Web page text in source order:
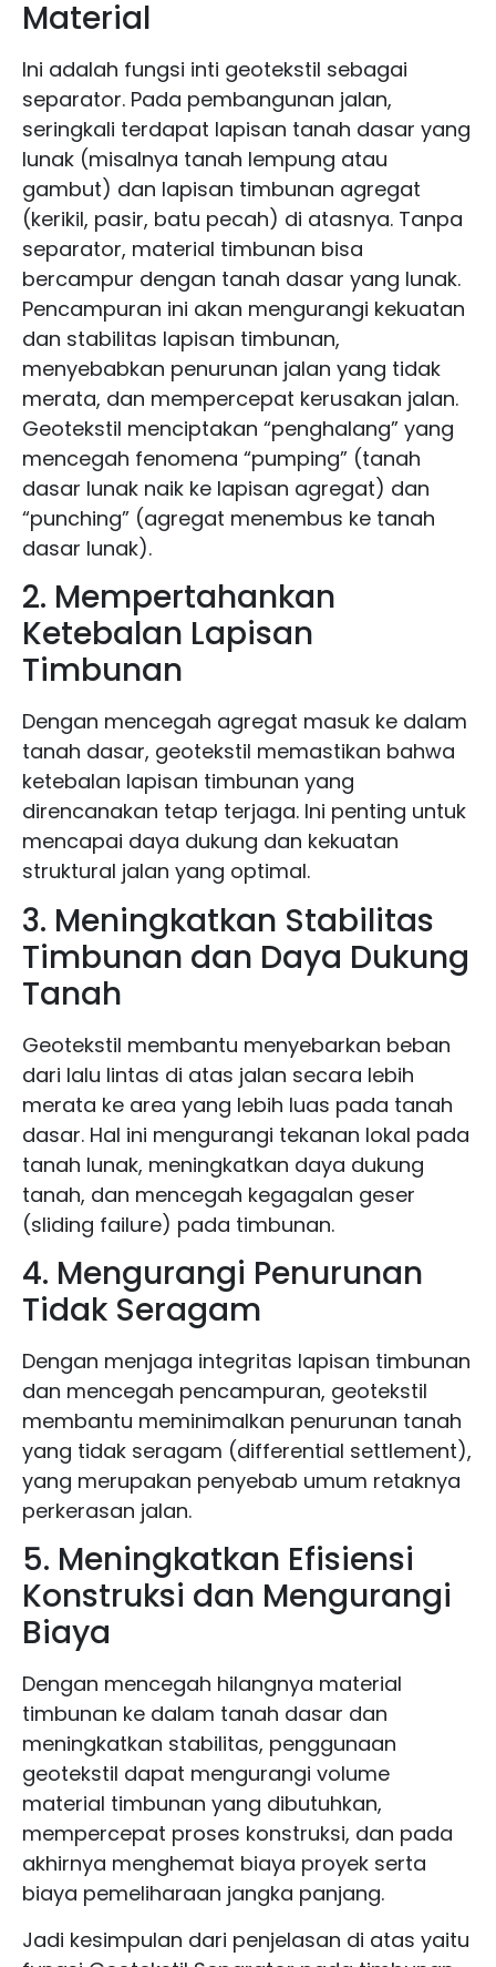
Material
Ini adalah fungsi inti geotekstil sebagai
separator. Pada pembangunan jalan,
seringkali terdapat lapisan tanah dasar yang
lunak (misalnya tanah lempung atau
gambut) dan lapisan timbunan agregat
(kerikil, pasir, batu pecah) di atasnya. Tanpa
separator, material timbunan bisa
bercampur dengan tanah dasar yang lunak.
Pencampuran ini akan mengurangi kekuatan
dan stabilitas lapisan timbunan,
menyebabkan penurunan jalan yang tidak
merata, dan mempercepat kerusakan jalan.
Geotekstil menciptakan “penghalang” yang
mencegah fenomena “pumping” (tanah
dasar lunak naik ke lapisan agregat) dan
“punching” (agregat menembus ke tanah
dasar lunak).
2. Mempertahankan
Ketebalan Lapisan
Timbunan
Dengan mencegah agregat masuk ke dalam
tanah dasar, geotekstil memastikan bahwa
ketebalan lapisan timbunan yang
direncanakan tetap terjaga. Ini penting untuk
mencapai daya dukung dan kekuatan
struktural jalan yang optimal.
3. Meningkatkan Stabilitas
Timbunan dan Daya Dukung
Tanah
Geotekstil membantu menyebarkan beban
dari lalu lintas di atas jalan secara lebih
merata ke area yang lebih luas pada tanah
dasar. Hal ini mengurangi tekanan lokal pada
tanah lunak, meningkatkan daya dukung
tanah, dan mencegah kegagalan geser
(sliding failure) pada timbunan.
4. Mengurangi Penurunan
Tidak Seragam
Dengan menjaga integritas lapisan timbunan
dan mencegah pencampuran, geotekstil
membantu meminimalkan penurunan tanah
yang tidak seragam (differential settlement),
yang merupakan penyebab umum retaknya
perkerasan jalan.
5. Meningkatkan Efisiensi
Konstruksi dan Mengurangi
Biaya
Dengan mencegah hilangnya material
timbunan ke dalam tanah dasar dan
meningkatkan stabilitas, penggunaan
geotekstil dapat mengurangi volume
material timbunan yang dibutuhkan,
mempercepat proses konstruksi, dan pada
akhirnya menghemat biaya proyek serta
biaya pemeliharaan jangka panjang.
Jadi kesimpulan dari penjelasan di atas yaitu